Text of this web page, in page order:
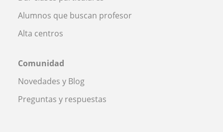
Alumnos que buscan profesor
Alta centros
Comunidad
Novedades y Blog
Preguntas y respuestas